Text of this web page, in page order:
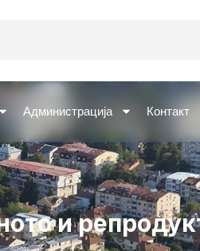
Администрација Контакт
и